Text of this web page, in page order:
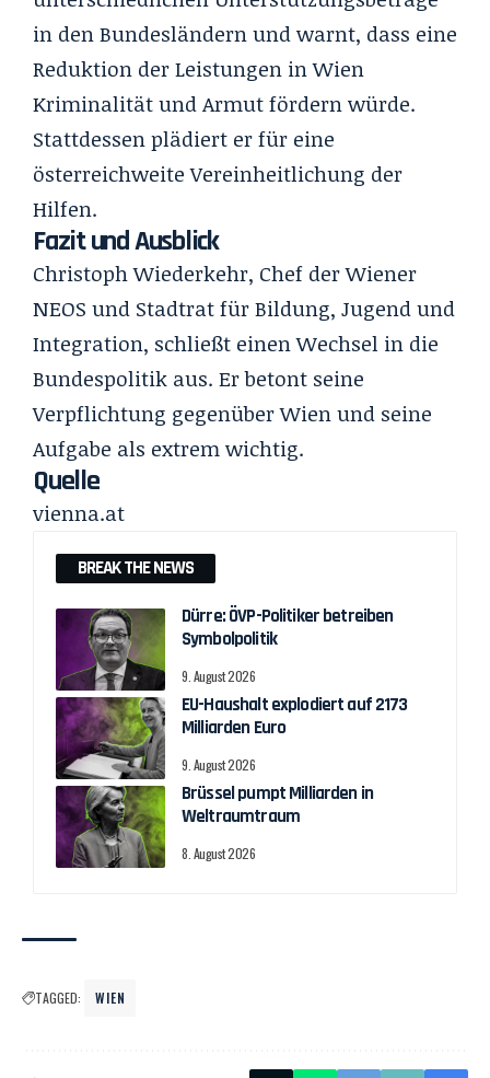
in den Bundesländern und warnt, dass eine
Reduktion der Leistungen in Wien
Kriminalität und Armut fördern würde.
Stattdessen plädiert er für eine
österreichweite Vereinheitlichung der
Hilfen.
Fazit und Ausblick
Christoph Wiederkehr, Chef der Wiener
NEOS und Stadtrat für Bildung, Jugend und
Integration, schließt einen Wechsel in die
Bundespolitik aus. Er betont seine
Verpflichtung gegenüber Wien und seine
Aufgabe als extrem wichtig.
Quelle
vienna.at
BREAK THE NEWS
Dürre: ÖVP-Politiker betreiben
Symbolpolitik
9. August 2026
EU-Haushalt explodiert auf 2173
Milliarden Euro
9. August 2026
Brüssel pumpt Milliarden in
Weltraumtraum
8. August 2026
TAGGED: WIEN